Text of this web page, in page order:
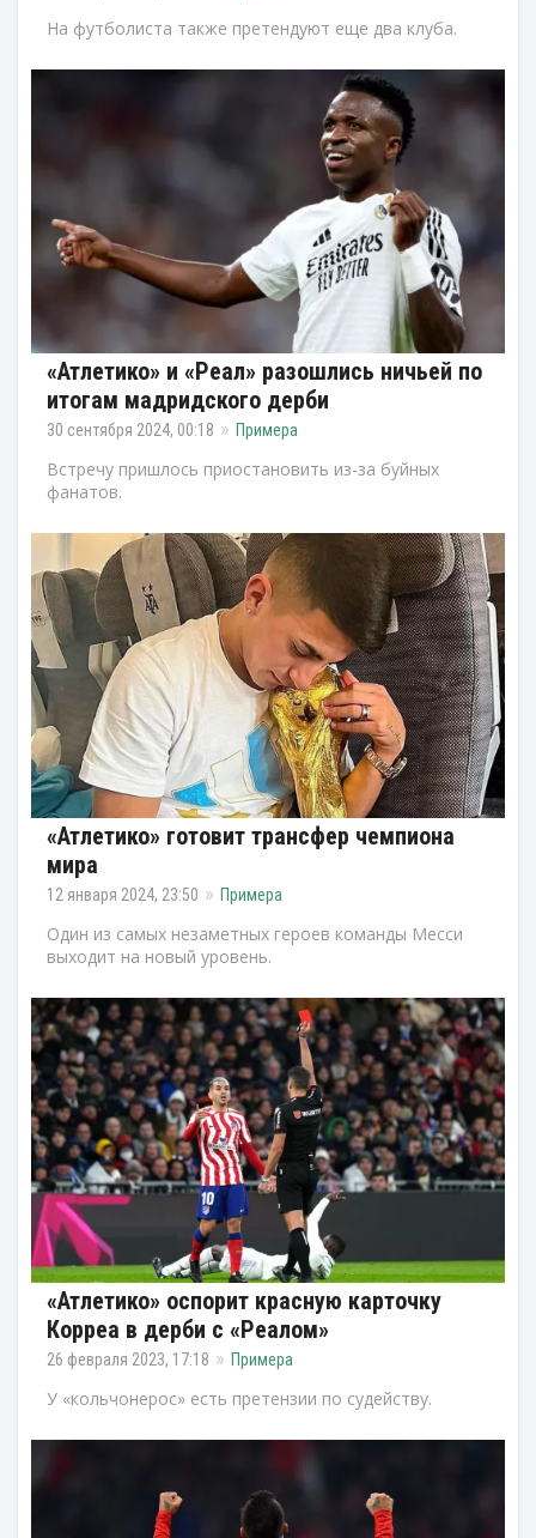
На футболиста также претендуют еще два клуба.
«Атлетико» и «Реал» разошлись ничьей по
итогам мадридского дерби
30 сентября 2024, 00:18 Примера
Встречу пришлось приостановить из-за буйных
фанатов.
«Атлетико» готовит трансфер чемпиона
мира
12 января 2024, 23:50 Примера
Один из самых незаметных героев команды Месси
выходит на новый уровень.
«Атлетико» оспорит красную карточку
Корреа в дерби с «Реалом»
26 февраля 2023, 17:18 Примера
У «кольчонерос» есть претензии по судейству.